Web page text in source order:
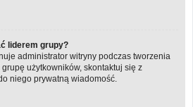
liderem grupy?
administrator witryny podczas tworzenia
użytkowników, skontaktuj się z
niego prywatną wiadomość.